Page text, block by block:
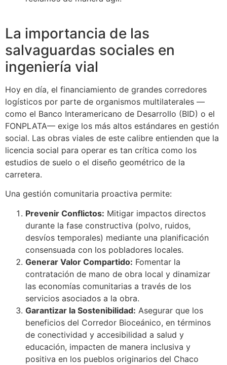
La importancia de las
salvaguardas sociales en
ingeniería vial
Hoy en día, el financiamiento de grandes corredores
logísticos por parte de organismos multilaterales —
como el Banco Interamericano de Desarrollo (BID) o el
FONPLATA— exige los más altos estándares en gestión
social. Las obras viales de este calibre entienden que la
licencia social para operar es tan crítica como los
estudios de suelo o el diseño geométrico de la
carretera.
Una gestión comunitaria proactiva permite:
Prevenir Conflictos: Mitigar impactos directos
durante la fase constructiva (polvo, ruidos,
desvíos temporales) mediante una planificación
consensuada con los pobladores locales.
Generar Valor Compartido: Fomentar la
contratación de mano de obra local y dinamizar
las economías comunitarias a través de los
servicios asociados a la obra.
Garantizar la Sostenibilidad: Asegurar que los
beneficios del Corredor Bioceánico, en términos
de conectividad y accesibilidad a salud y
educación, impacten de manera inclusiva y
positiva en los pueblos originarios del Chaco